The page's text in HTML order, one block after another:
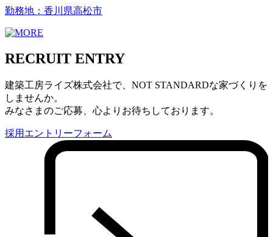
勤務地：香川県高松市
RECRUIT ENTRY
建築工房ライズ株式会社で、NOT STANDARDな家づくりを
しませんか。
みなさまのご応募、心よりお待ちしております。
採用エントリーフォーム